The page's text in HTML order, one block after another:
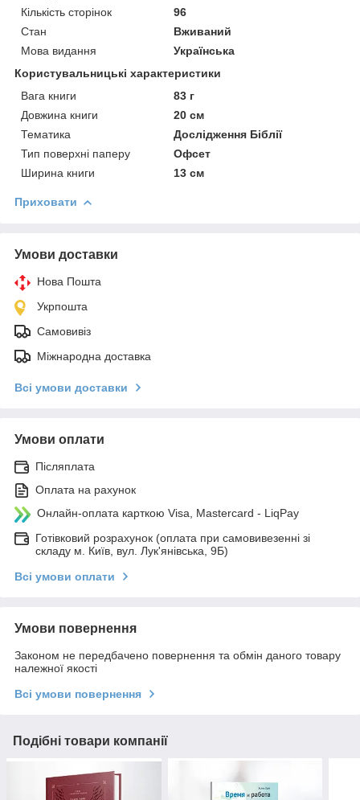
Кількість сторінок
96
Стан
Вживаний
Мова видання
Українська
Користувальницькі характеристики
Вага книги
83 г
Довжина книги
20 см
Тематика
Дослідження Біблії
Тип поверхні паперу
Офсет
Ширина книги
13 см
Приховати
Умови доставки
Нова Пошта
Укрпошта
Самовивіз
Міжнародна доставка
Всі умови доставки
Умови оплати
Післяплата
Оплата на рахунок
Онлайн-оплата карткою Visa, Mastercard - LiqPay
Готівковий розрахунок (оплата при самовивезенні зі
складу м. Київ, вул. Лук'янівська, 9Б)
Всі умови оплати
Умови повернення
Законом не передбачено повернення та обмін даного товару
належної якості
Всі умови повернення
Подібні товари компанії